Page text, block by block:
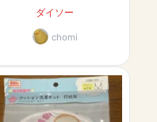
ダイソー
chomi